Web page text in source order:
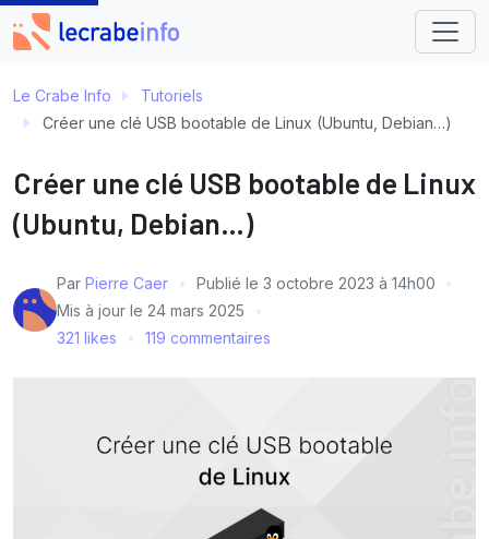
Le Crabe Info
Tutoriels
Créer une clé USB bootable de Linux (Ubuntu, Debian…)
Créer une clé USB bootable de Linux
(Ubuntu, Debian…)
Par Pierre Caer Publié le 3 octobre 2023 à 14h00
Mis à jour le 24 mars 2025
321 likes
119 commentaires